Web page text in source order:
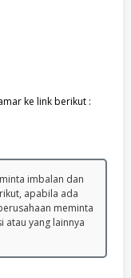
ke link berikut :
imbalan dan
apabila ada
meminta
yang lainnya